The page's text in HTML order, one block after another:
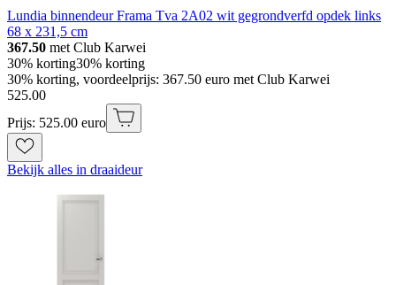
Lundia binnendeur Frama Tva 2A02 wit gegrondverfd opdek links
68 x 231,5 cm
367.50 met Club Karwei
30% korting30% korting
30% korting, voordeelprijs: 367.50 euro met Club Karwei
525.00
Prijs: 525.00 euro
Bekijk alles in draaideur